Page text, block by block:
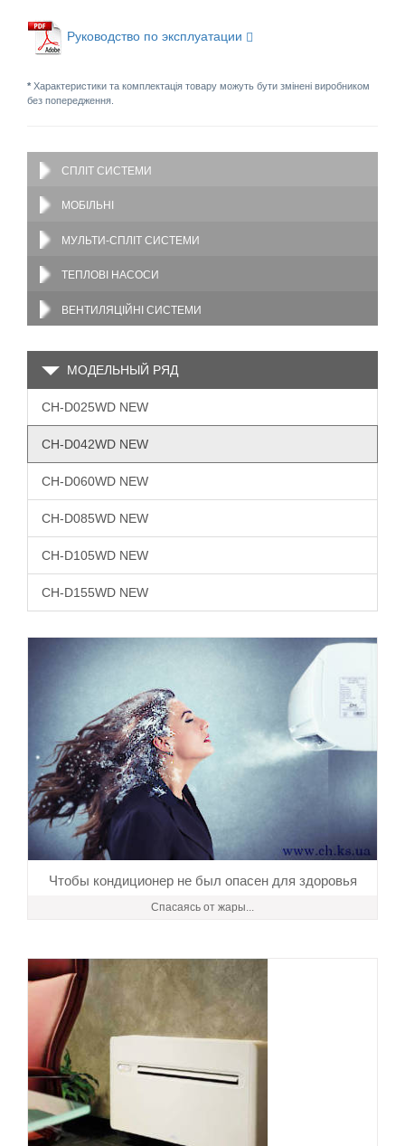
Руководство по эксплуатации
* Характеристики та комплектація товару можуть бути змінені виробником
без попередження.
СПЛІТ СИСТЕМИ
МОБІЛЬНІ
МУЛЬТИ-СПЛІТ СИСТЕМИ
ТЕПЛОВІ НАСОСИ
ВЕНТИЛЯЦІЙНІ СИСТЕМИ
МОДЕЛЬНЫЙ РЯД
CH-D025WD NEW
CH-D042WD NEW
CH-D060WD NEW
CH-D085WD NEW
CH-D105WD NEW
CH-D155WD NEW
Чтобы кондиционер не был опасен для здоровья
Спасаясь от жары...